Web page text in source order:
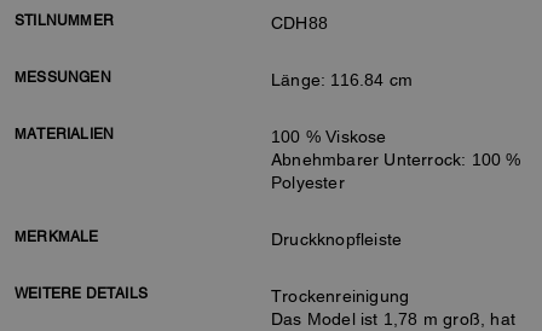
STILNUMMER CDH88
MESSUNGEN Länge: 116.84 cm
MATERIALIEN
100 % Viskose
Abnehmbarer Unterrock: 100 %
Polyester
MERKMALE Druckknopfleiste
WEITERE DETAILS
Trockenreinigung
Das Model ist 1,78 m groß, hat